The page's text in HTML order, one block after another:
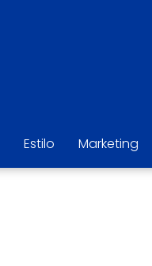
Estilo Marketing